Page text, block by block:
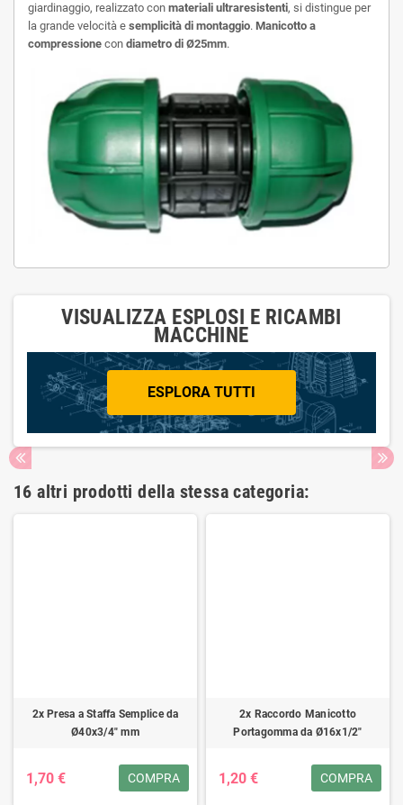
giardinaggio, realizzato con materiali ultraresistenti, si distingue per
la grande velocità e semplicità di montaggio. Manicotto a
compressione con diametro di Ø25mm.
VISUALIZZA ESPLOSI E RICAMBI
MACCHINE
ESPLORA TUTTI
16 altri prodotti della stessa categoria:
2x Presa a Staffa Semplice da
Ø40x3/4" mm
1,70 € COMPRA
2x Raccordo Manicotto
Portagomma da Ø16x1/2"
1,20 € COMPRA